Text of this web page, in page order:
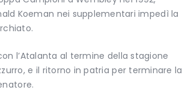
Koeman nei supplementari impedì la
l’Atalanta al termine della stagione
e il ritorno in patria per terminare la